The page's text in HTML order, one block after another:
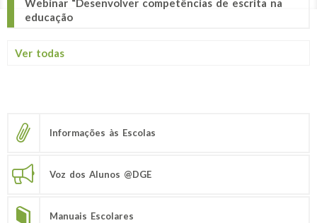
Webinar “Desenvolver competências de escrita na
educação
Ver todas
Informações às Escolas
Voz dos Alunos @DGE
Manuais Escolares